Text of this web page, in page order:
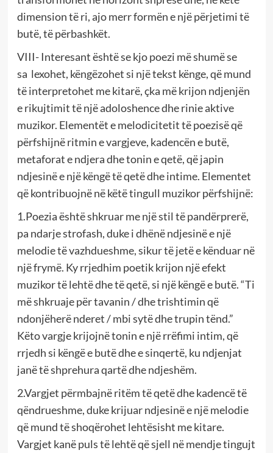
dimension të ri, ajo merr formën e një përjetimi të
butë, të përbashkët.
VIII- Interesant është se kjo poezi më shumë se
sa lexohet, këngëzohet si një tekst kënge, që mund
të interpretohet me kitarë, çka më krijon ndjenjën
e rikujtimit të një adoloshence dhe rinie aktive
muzikor. Elementët e melodicitetit të poezisë që
përfshijnë ritmin e vargjeve, kadencën e butë,
metaforat e ndjera dhe tonin e qetë, që japin
ndjesinë e një këngë të qetë dhe intime. Elementet
që kontribuojnë në këtë tingull muzikor përfshijnë:
1.Poezia është shkruar me një stil të pandërprerë,
pa ndarje strofash, duke i dhënë ndjesinë e një
melodie të vazhdueshme, sikur të jetë e kënduar në
një frymë. Ky rrjedhim poetik krijon një efekt
muzikor të lehtë dhe të qetë, si një këngë e butë. “Ti
më shkruaje për tavanin / dhe trishtimin që
ndonjëherë nderet / mbi sytë dhe trupin tënd.”
Këto vargje krijojnë tonin e një rrëfimi intim, që
rrjedh si këngë e butë dhe e sinqertë, ku ndjenjat
janë të shprehura qartë dhe ndjeshëm.
2.Vargjet përmbajnë ritëm të qetë dhe kadencë të
qëndrueshme, duke krijuar ndjesinë e një melodie
që mund të shoqërohet lehtësisht me kitare.
Vargjet kanë puls të lehtë që sjell në mendje tingujt